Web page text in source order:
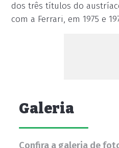
dos três títulos do
com a Ferrari, em 1975 e
Galeria
Confira a galeria de